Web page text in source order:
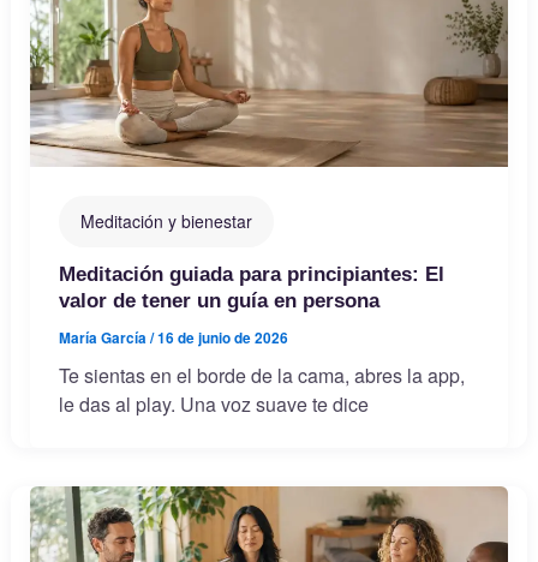
Meditación y bienestar
Meditación guiada para principiantes: El
valor de tener un guía en persona
María García /16 de junio de 2026
Te sientas en el borde de la cama, abres la app,
le das al play. Una voz suave te dice